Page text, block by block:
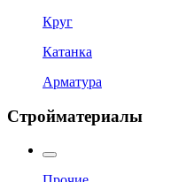
Круг
Катанка
Арматура
Стройматериалы